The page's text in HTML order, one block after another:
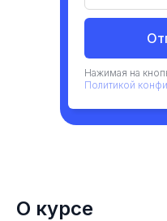
Нажимая на
Политикой
О курсе